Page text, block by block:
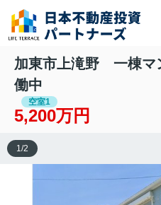
加東市上滝野 一棟
働中
空室1
5,200万円
1 /2